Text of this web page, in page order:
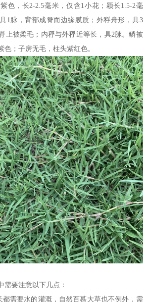
色，长2-2.5毫米，仅含1小花；颖长1.5-2毫
1脉，背部成脊而边缘膜质；外稃舟形，具3
上被柔毛；内稃与外稃近等长，具2脉。鳞被
色；子房无毛，柱头紫红色。
需要注意以下几点：
需要水的灌溉，自然百慕大草也不例外，需